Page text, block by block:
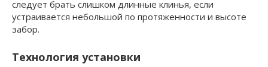
следует брать слишком длинные клинья, если
устраивается небольшой по протяженности и высоте
забор.
Технология установки